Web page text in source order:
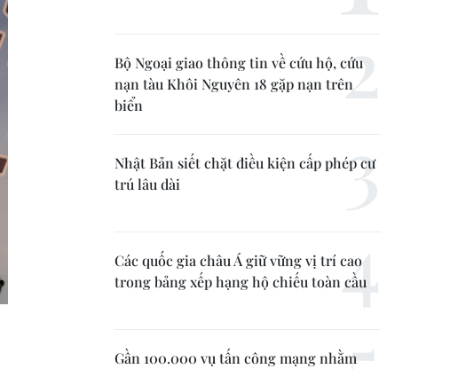
Bộ Ngoại giao thông tin về cứu hộ, cứu
nạn tàu Khôi Nguyên 18 gặp nạn trên
biển
Nhật Bản siết chặt điều kiện cấp phép cư
trú lâu dài
Các quốc gia châu Á giữ vững vị trí cao
trong bảng xếp hạng hộ chiếu toàn cầu
Gần 100.000 vụ tấn công mạng nhằm